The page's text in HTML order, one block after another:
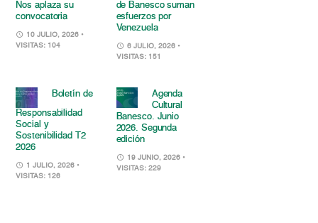
Nos aplaza su
convocatoria
10 JULIO, 2026 •
VISITAS: 104
de Banesco suman
esfuerzos por
Venezuela
6 JULIO, 2026 •
VISITAS: 151
Boletín de
Responsabilidad
Social y
Sostenibilidad T2
2026
1 JULIO, 2026 •
VISITAS: 126
Agenda
Cultural
Banesco. Junio
2026. Segunda
edición
19 JUNIO, 2026 •
VISITAS: 229